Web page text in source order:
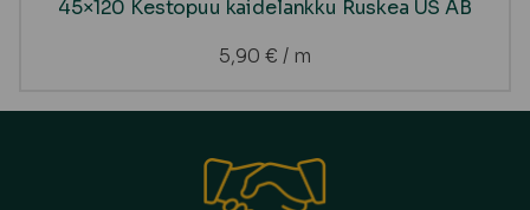
45×120 Kestopuu kaidelankku Ruskea US AB
5,90 € / m